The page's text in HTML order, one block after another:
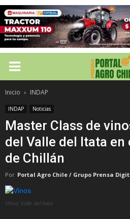
Inicio INDAP
INDAP Noticias
Master Class de
del Valle del Itata en
de Chillán
Por Portal Agro Chile / Grupo Prensa
Vinos Valle del Itata